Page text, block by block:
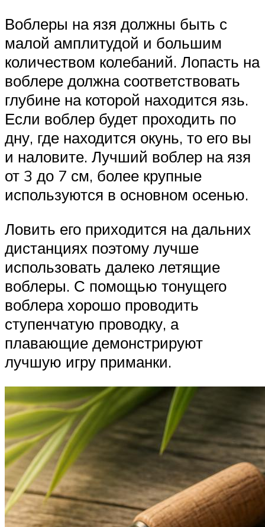
Воблеры на язя должны быть с
малой амплитудой и большим
количеством колебаний. Лопасть на
воблере должна соответствовать
глубине на которой находится язь.
Если воблер будет проходить по
дну, где находится окунь, то его вы
и наловите. Лучший воблер на язя
от 3 до 7 см, более крупные
используются в основном осенью.
Ловить его приходится на дальних
дистанциях поэтому лучше
использовать далеко летящие
воблеры. С помощью тонущего
воблера хорошо проводить
ступенчатую проводку, а
плавающие демонстрируют
лучшую игру приманки.